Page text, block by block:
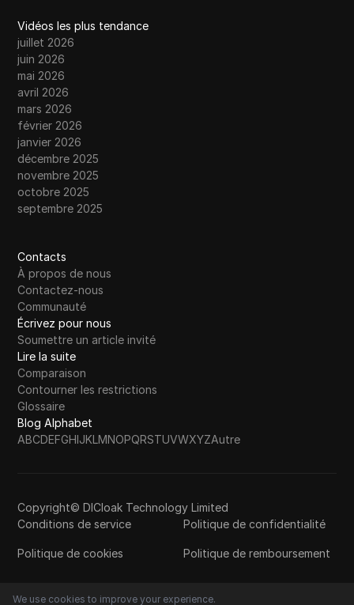
Vidéos les plus tendance
juillet 2026
juin 2026
mai 2026
avril 2026
mars 2026
février 2026
janvier 2026
décembre 2025
novembre 2025
octobre 2025
septembre 2025
Contacts
À propos de nous
Contactez-nous
Communauté
Écrivez pour nous
Soumettre un article invité
Lire la suite
Comparaison
Contourner les restrictions
Glossaire
Blog Alphabet
ABCDEFGHIJKLMNOPQRSTUVWXYZAutre
Copyright© DICloak Technology Limited
Conditions de service
Politique de confidentialité
Politique de cookies Politique de remboursement
We use cookies to improve your experience.